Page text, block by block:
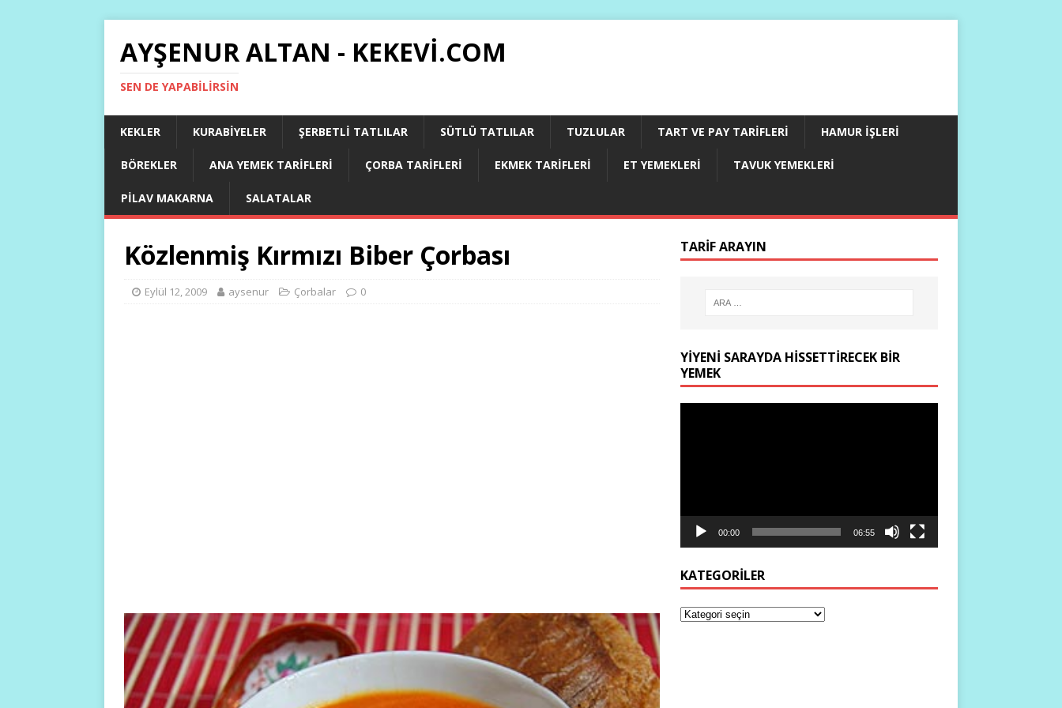
AYŞENUR ALTAN - KEKEVI.COM
SEN DE YAPABILIRSIN
KEKLER KURABIYELER ŞERBETLI TATLILAR SÜTLÜ TATLILAR TUZLULAR TART VE PAY TARIFLERI HAMUR İŞLERI
BÖREKLER ANA YEMEK TARIFLERI ÇORBA TARIFLERI EKMEK TARIFLERI ET YEMEKLERI TAVUK YEMEKLERI
PILAV MAKARNA SALATALAR
Közlenmiş Kırmızı Biber Çorbası
Eylül 12, 2009 aysenur Çorbalar 0
TARIF ARAYIN
YIYENI SARAYDA HISSETTIRECEK BIR
YEMEK
00:00 06:55
KATEGORILER